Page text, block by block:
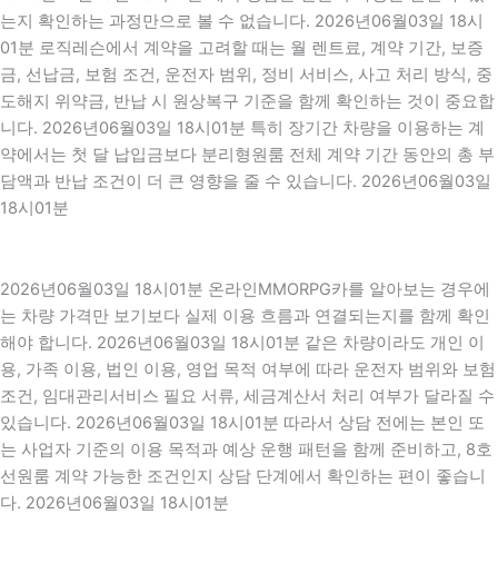
는지 확인하는 과정만으로 볼 수 없습니다. 2026년06월03일 18시
01분 로직레슨에서 계약을 고려할 때는 월 렌트료, 계약 기간, 보증
금, 선납금, 보험 조건, 운전자 범위, 정비 서비스, 사고 처리 방식, 중
도해지 위약금, 반납 시 원상복구 기준을 함께 확인하는 것이 중요합
니다. 2026년06월03일 18시01분 특히 장기간 차량을 이용하는 계
약에서는 첫 달 납입금보다 분리형원룸 전체 계약 기간 동안의 총 부
담액과 반납 조건이 더 큰 영향을 줄 수 있습니다. 2026년06월03일
18시01분
2026년06월03일 18시01분 온라인MMORPG카를 알아보는 경우에
는 차량 가격만 보기보다 실제 이용 흐름과 연결되는지를 함께 확인
해야 합니다. 2026년06월03일 18시01분 같은 차량이라도 개인 이
용, 가족 이용, 법인 이용, 영업 목적 여부에 따라 운전자 범위와 보험
조건, 임대관리서비스 필요 서류, 세금계산서 처리 여부가 달라질 수
있습니다. 2026년06월03일 18시01분 따라서 상담 전에는 본인 또
는 사업자 기준의 이용 목적과 예상 운행 패턴을 함께 준비하고, 8호
선원룸 계약 가능한 조건인지 상담 단계에서 확인하는 편이 좋습니
다. 2026년06월03일 18시01분